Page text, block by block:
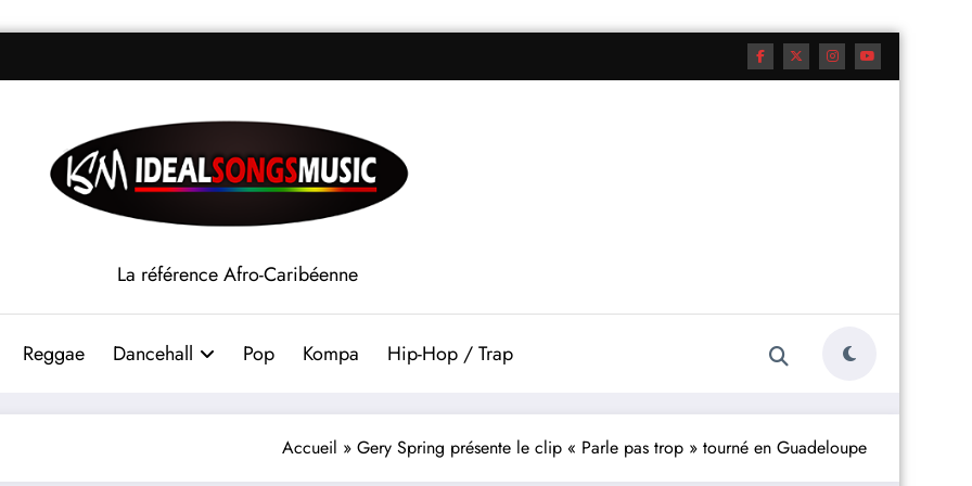
La référence Afro-Caribéenne
Reggae Dancehall Pop Kompa Hip-Hop / Trap
Accueil » Gery Spring présente le clip « Parle pas trop » tourné en Guadeloupe